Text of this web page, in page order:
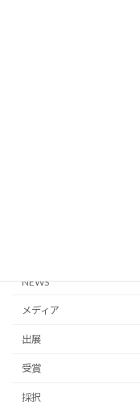
NEWS
メディア
出展
受賞
採択